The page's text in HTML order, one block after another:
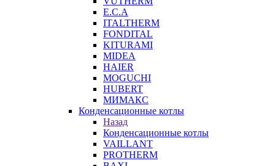
E.C.A
ITALTHERM
FONDITAL
KITURAMI
MIDEA
HAIER
MOGUCHI
HUBERT
МИМАКС
Конденсационные котлы
Назад
Конденсационные котлы
VAILLANT
PROTHERM